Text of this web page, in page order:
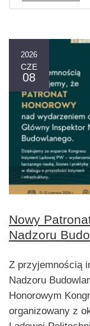
2026
CZE
08
Nowy
Nadzoru
Z przyjemnością
Nadzoru
Honorowym
organizowany z